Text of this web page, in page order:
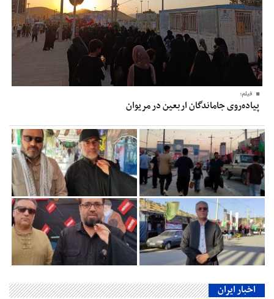
فیلم؛
پیاده‌روی جاماندگان اربعین در مریوان
اخبار ایران